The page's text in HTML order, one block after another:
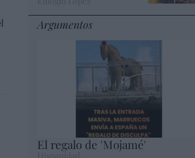
Argumentos
El regalo de 'Mojamé'